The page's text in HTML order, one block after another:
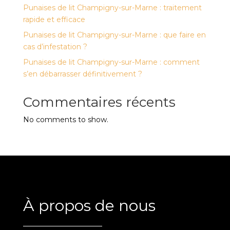
Punaises de lit Champigny-sur-Marne : traitement
rapide et efficace
Punaises de lit Champigny-sur-Marne : que faire en
cas d’infestation ?
Punaises de lit Champigny-sur-Marne : comment
s’en débarrasser définitivement ?
Commentaires récents
No comments to show.
À propos de nous